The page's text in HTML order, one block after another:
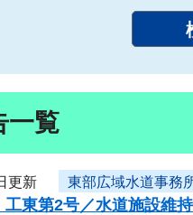
一覧
更新 東部広域水道事務
工東第2号／水道施設維